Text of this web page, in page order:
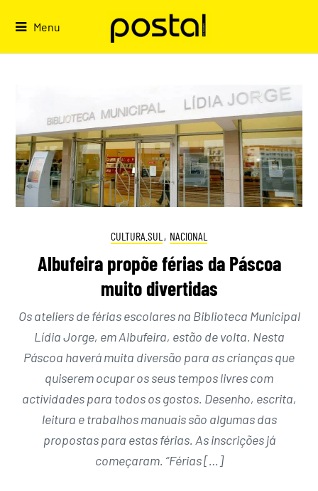
Menu
CULTURA.SUL , NACIONAL
Albufeira propõe férias da Páscoa
muito divertidas
Os ateliers de férias escolares na Biblioteca Municipal
Lídia Jorge, em Albufeira, estão de volta. Nesta
Páscoa haverá muita diversão para as crianças que
quiserem ocupar os seus tempos livres com
actividades para todos os gostos. Desenho, escrita,
leitura e trabalhos manuais são algumas das
propostas para estas férias. As inscrições já
começaram. “Férias […]